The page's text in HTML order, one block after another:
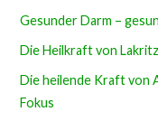
Gesunder Darm –
Die Heilkraft von
Die heilende Kraft von
Fokus